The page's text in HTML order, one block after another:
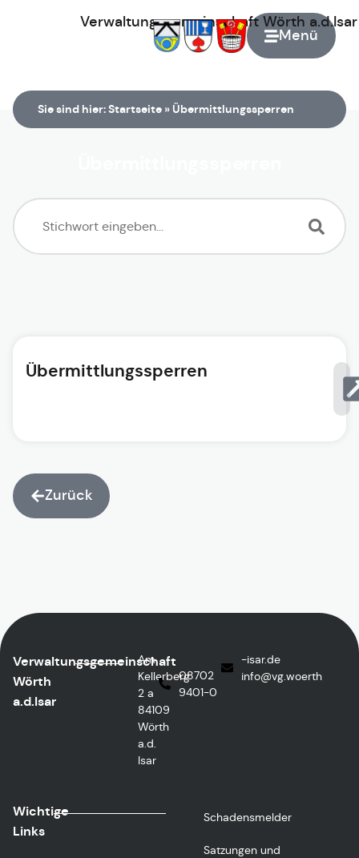
Menü
Verwaltungsgemeinschaft Wörth
Sie sind hier:Startseite » Übermittlungssperren
Übermittlungssperren
Zurück
Verwaltungsgemeinschaft
Wörth
a.d.Isar
Am
Kellerberg
2 a
84109
Wörth
a.d.
Isar
08702
9401-0
ed.rasi-
htreow.gv
@ofni
Wichtige
Links
Schadensmelder
Satzungen und